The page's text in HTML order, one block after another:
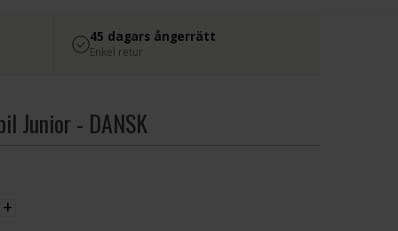
45 dagars ångerrätt
Enkel retur
Junior - DANSK
+